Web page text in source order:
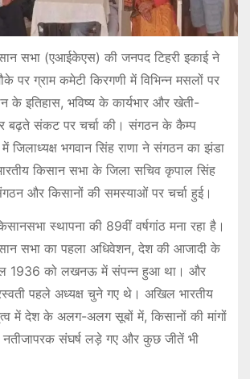
सभा (एआईकेएस) की जनपद टिहरी इकाई ने
पर ग्राम कमेटी किरगणी में विभिन्न मसलों पर
के इतिहास, भविष्य के कार्यभार और खेती-
बढ़ते संकट पर चर्चा की। संगठन के कैम्प
में जिलाध्यक्ष भगवान सिंह राणा ने संगठन का झंडा
किसान सभा के जिला सचिव कृपाल सिंह
और किसानों की समस्याओं पर चर्चा हुई।
स्थापना की 89वीं वर्षगांठ मना रहा है।
सभा का पहला अधिवेशन, देश की आजादी के
1936 को लखनऊ में संपन्न हुआ था। और
पहले अध्यक्ष चुने गए थे। अखिल भारतीय
में देश के अलग-अलग सूबों में, किसानों की मांगों
संघर्ष लड़े गए और कुछ जीतें भी